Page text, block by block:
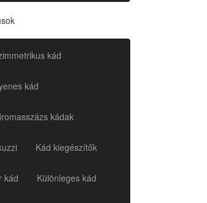
kád
kád
kádak
Kád kiegészítők
kád Különleges kád